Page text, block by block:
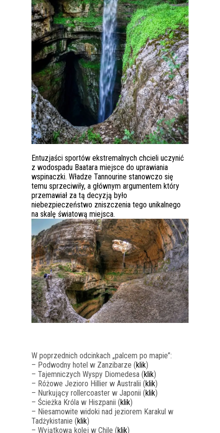
Entuzjaści sportów ekstremalnych chcieli uczynić
z wodospadu Baatara miejsce do uprawiania
wspinaczki. Władze Tannourine stanowczo się
temu sprzeciwiły, a głównym argumentem który
przemawiał za tą decyzją było
niebezpieczeństwo zniszczenia tego unikalnego
na skalę światową miejsca.
W poprzednich odcinkach „palcem po mapie”:
– Podwodny hotel w Zanzibarze (klik)
– Tajemniczych Wyspy Diomedesa (klik)
– Różowe Jezioro Hillier w Australii (klik)
– Nurkujący rollercoaster w Japonii (klik)
– Ścieżka Króla w Hiszpanii (klik)
– Niesamowite widoki nad jeziorem Karakul w
Tadżykistanie (klik)
– Wyjątkową kolej w Chile (klik)